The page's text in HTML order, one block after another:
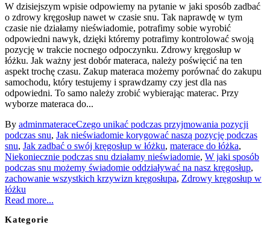
W dzisiejszym wpisie odpowiemy na pytanie w jaki sposób zadbać
o zdrowy kręgosłup nawet w czasie snu. Tak naprawdę w tym
czasie nie działamy nieświadomie, potrafimy sobie wyrobić
odpowiedni nawyk, dzięki któremy potrafimy kontrolować swoją
pozycję w trakcie nocnego odpoczynku. Zdrowy kręgosłup w
łóżku. Jak ważny jest dobór materaca, należy poświęcić na ten
aspekt trochę czasu. Zakup materaca możemy porównać do zakupu
samochodu, który testujemy i sprawdzamy czy jest dla nas
odpowiedni. To samo należy zrobić wybierając materac. Przy
wyborze materaca do...
By adminmateraceCzego unikać podczas przyjmowania pozycji
podczas snu, Jak nieświadomie korygować naszą pozycję podczas
snu, Jak zadbać o swój kręgosłup w łóżku, materace do łóżka,
Niekoniecznie podczas snu działamy nieświadomie, W jaki sposób
podczas snu możemy świadomie oddziaływać na nasz kręgosłup,
zachowanie wszystkich krzywizn kręgosłupa, Zdrowy kręgosłup w
łóżku
Read more...
Kategorie